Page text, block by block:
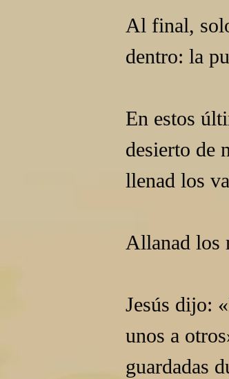
Al final,
dentro: la
En estos
desierto de
llenad los
Allanad los
Jesús dijo:
unos a
guardadas